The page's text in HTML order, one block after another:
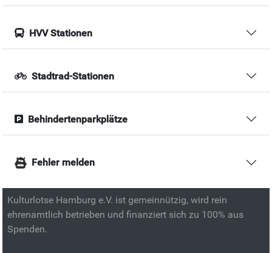
HVV Stationen
Stadtrad-Stationen
Behindertenparkplätze
Fehler melden
Kulturlotse Hamburg e.V. ist gemeinnützig, wird rein
ehrenamtlich betrieben und finanziert sich zu 100% aus
Spenden.